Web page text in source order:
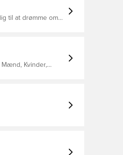
til at drømme om
Kvinder,